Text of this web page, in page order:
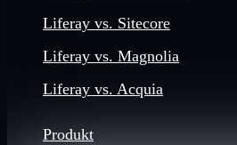
Liferay vs. Sitecore
Liferay vs. Magnolia
Liferay vs. Acquia
Produkt